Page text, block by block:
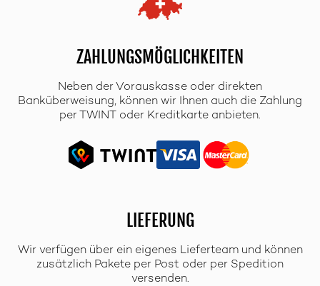
ZAHLUNGSMÖGLICHKEITEN
Neben der Vorauskasse oder direkten
Banküberweisung, können wir Ihnen auch die Zahlung
per TWINT oder Kreditkarte anbieten.
LIEFERUNG
Wir verfügen über ein eigenes Lieferteam und können
zusätzlich Pakete per Post oder per Spedition
versenden.